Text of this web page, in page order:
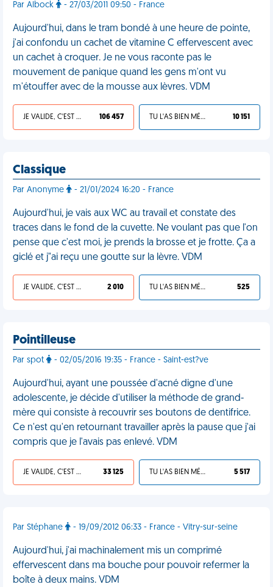
Par Albock - 27/03/2011 09:50 - France
Aujourd'hui, dans le tram bondé à une heure de pointe,
j'ai confondu un cachet de vitamine C effervescent avec
un cachet à croquer. Je ne vous raconte pas le
mouvement de panique quand les gens m'ont vu
m'étouffer avec de la mousse aux lèvres. VDM
JE VALIDE, C'EST UNE VDM 106 457 TU L'AS BIEN MÉRITÉ 10 151
Classique
Par Anonyme - 21/01/2024 16:20 - France
Aujourd'hui, je vais aux WC au travail et constate des
traces dans le fond de la cuvette. Ne voulant pas que l'on
pense que c'est moi, je prends la brosse et je frotte. Ça a
giclé et j"ai reçu une goutte sur la lèvre. VDM
JE VALIDE, C'EST UNE VDM 2 010 TU L'AS BIEN MÉRITÉ 525
Pointilleuse
Par spot - 02/05/2016 19:35 - France - Saint-est?ve
Aujourd'hui, ayant une poussée d'acné digne d'une
adolescente, je décide d'utiliser la méthode de grand-
mère qui consiste à recouvrir ses boutons de dentifrice.
Ce n'est qu'en retournant travailler après la pause que j'ai
compris que je l'avais pas enlevé. VDM
JE VALIDE, C'EST UNE VDM 33 125 TU L'AS BIEN MÉRITÉ 5 517
Par Stéphane - 19/09/2012 06:33 - France - Vitry-sur-seine
Aujourd'hui, j'ai machinalement mis un comprimé
effervescent dans ma bouche pour pouvoir refermer la
boîte à deux mains. VDM